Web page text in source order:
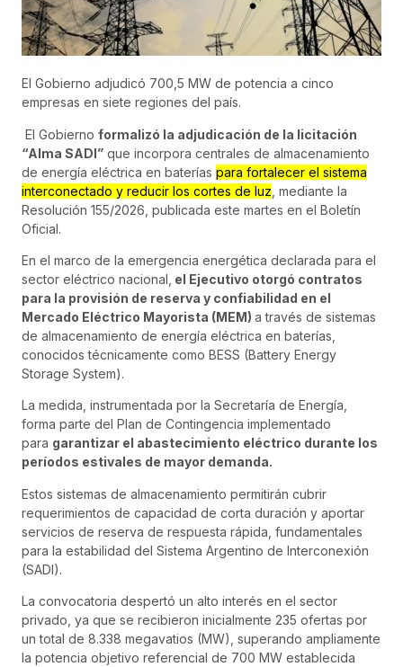
El Gobierno adjudicó 700,5 MW de potencia a cinco
empresas en siete regiones del país.
El Gobierno formalizó la adjudicación de la licitación
“Alma SADI” que incorpora centrales de almacenamiento
de energía eléctrica en baterías para fortalecer el sistema
interconectado y reducir los cortes de luz , mediante la
Resolución 155/2026, publicada este martes en el Boletín
Oficial.
En el marco de la emergencia energética declarada para el
sector eléctrico nacional, el Ejecutivo otorgó contratos
para la provisión de reserva y confiabilidad en el
Mercado Eléctrico Mayorista (MEM) a través de sistemas
de almacenamiento de energía eléctrica en baterías,
conocidos técnicamente como BESS (Battery Energy
Storage System).
La medida, instrumentada por la Secretaría de Energía,
forma parte del Plan de Contingencia implementado
para garantizar el abastecimiento eléctrico durante los
períodos estivales de mayor demanda.
Estos sistemas de almacenamiento permitirán cubrir
requerimientos de capacidad de corta duración y aportar
servicios de reserva de respuesta rápida, fundamentales
para la estabilidad del Sistema Argentino de Interconexión
(SADI).
La convocatoria despertó un alto interés en el sector
privado, ya que se recibieron inicialmente 235 ofertas por
un total de 8.338 megavatios (MW), superando ampliamente
la potencia objetivo referencial de 700 MW establecida